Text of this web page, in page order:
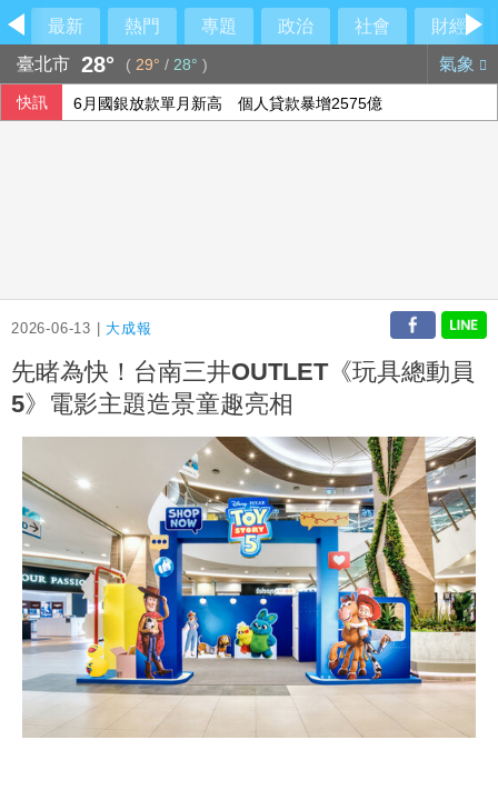
最新 熱門 專題 政治 社會
財經
臺北市 28° ( 29° / 28° ) 氣象
快訊 6月國銀放款單月新高 個人貸款暴增2575億
2026-06-13 | 大成報
先睹為快！台南三井OUTLET《玩具總動員
5》電影主題造景童趣亮相